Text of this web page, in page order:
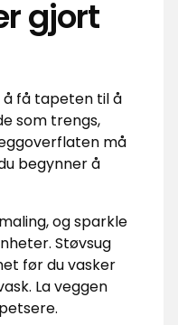
gjort
få tapeten til å
som trengs,
må
begynner å
og sparkle
Støvsug
før du vasker
La veggen